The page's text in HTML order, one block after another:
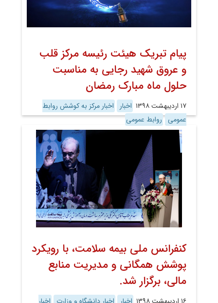
پیام تبریک هیئت رئیسه مرکز قلب
و عروق شهید رجایی به مناسبت
حلول ماه مبارک رمضان
۱۷ اردیبهشت ۱۳۹۸ اخبار
اخبار مرکز به کوشش روابط
عمومی روابط عمومی
کنفرانس ملی بیمه سلامت، با رویکرد
پوشش همگانی و مدیریت منابع
مالی، برگزار شد.